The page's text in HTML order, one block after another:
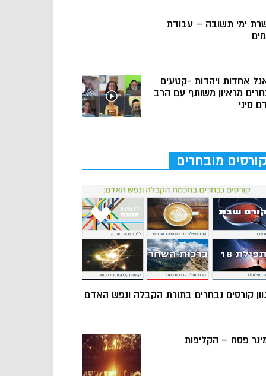
ימי תשובה – עבודת
אחדות ויהדות -קטעים
מראיון משותף עם הרב
סיני
קורסים מובחרים
קורסים נבחרים בתורת הקבלה ונפש האדם
פסח – הקליפות